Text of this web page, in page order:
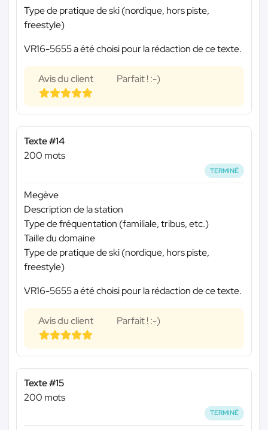
Type de pratique de ski (nordique, hors piste,
freestyle)
VR16-5655 a été choisi pour la rédaction de ce texte.
Avis du client Parfait ! :-)
Texte #14
200 mots
TERMINÉ
Megève
Description de la station
Type de fréquentation (familiale, tribus, etc.)
Taille du domaine
Type de pratique de ski (nordique, hors piste,
freestyle)
VR16-5655 a été choisi pour la rédaction de ce texte.
Avis du client Parfait ! :-)
Texte #15
200 mots
TERMINÉ